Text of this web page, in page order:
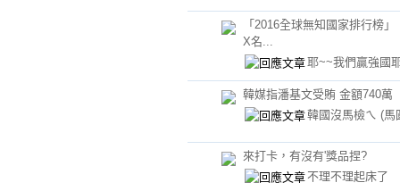
「2016全球無知國家排行榜
X名...
耶~~我們贏強國
韓媒指潘基文受賄 金額740萬
韓國沒馬檢ㄟ (馬
來打卡，有沒有'獎品捏?
不理不理起床了